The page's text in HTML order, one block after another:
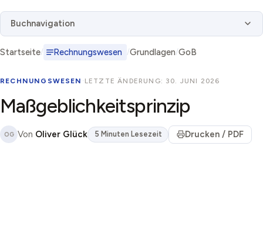
Buchnavigation
Startseite Rechnungswesen Grundlagen GoB
RECHNUNGSWESEN · LETZTE ÄNDERUNG: 30. JUNI 2026
Maßgeblichkeitsprinzip
OG Von Oliver Glück 5 Minuten Lesezeit Drucken / PDF